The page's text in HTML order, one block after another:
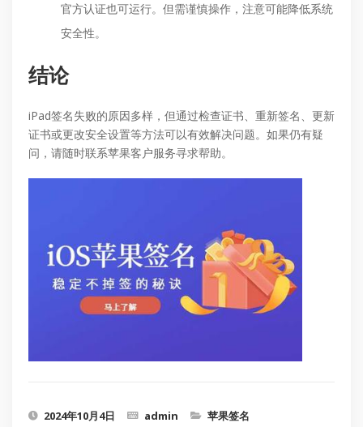
官方认证也可运行。但需谨慎操作，注意可能降低系统
安全性。
结论
iPad签名失败的原因多样，但通过检查证书、重新签名、更新
证书或更改安全设置等方法可以有效解决问题。如果仍有疑
问，请随时联系苹果客户服务寻求帮助。
2024年10月4日 admin 苹果签名